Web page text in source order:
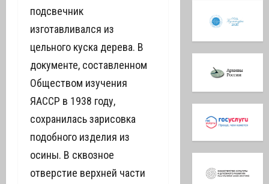
подсвечник
изготавливался из
цельного куска дерева. В
документе, составленном
Обществом изучения
ЯАССР в 1938 году,
сохранилась зарисовка
подобного изделия из
осины. В сквозное
отверстие верхней части